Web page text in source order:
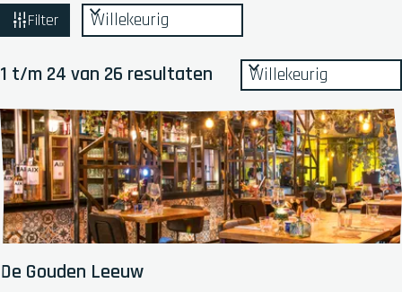
W
a
t
z
o
e
k
j
e
Filter
o
t
e
e
r
o
p
1 t/m 24 van 26 resultaten
S
r
t
e
e
r
o
p
:De Gouden Leeuw